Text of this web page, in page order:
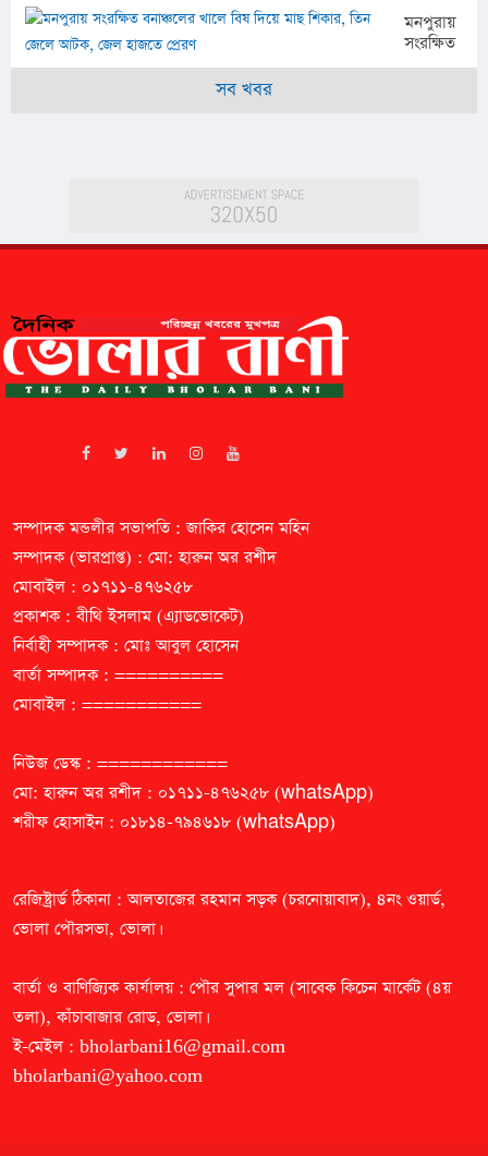
জেলা
ছাত্রদলের
বৃক্ষরোপণ
ডেভেলপমেন্ট
ফোরাম
(ভিএসডিএফ)-
মনপুরায়
সংরক্ষিত
বনাঞ্চলের
প্রেরণ
সব খবর
সম্পাদক মন্ডলীর সভাপতি : জাকির হোসেন মহিন
সম্পাদক (ভারপ্রাপ্ত) : মো: হারুন অর রশীদ
মোবাইল : ০১৭১১-৪৭৬২৫৮
প্রকাশক : বীথি ইসলাম (এ্যাডভোকেট)
নির্বাহী সম্পাদক : মোঃ আবুল হোসেন
বার্তা সম্পাদক : ==========
মোবাইল : ===========
নিউজ ডেস্ক : ============
মো: হারুন অর রশীদ : ০১৭১১-৪৭৬২৫৮ (whatsApp)
শরীফ হোসাইন : ০১৮১৪-৭৯৪৬১৮ (whatsApp)
রেজিষ্ট্রার্ড ঠিকানা : আলতাজের রহমান সড়ক (চরনোয়াবাদ), ৪নং ওয়ার্ড,
ভোলা পৌরসভা, ভোলা।
বার্তা ও বাণিজ্যিক কার্যালয় : পৌর সুপার মল (সাবেক কিচেন মার্কেট (৪য়
তলা), কাঁচাবাজার রোড, ভোলা।
ই-মেইল : bholarbani16@gmail.com
bholarbani@yahoo.com